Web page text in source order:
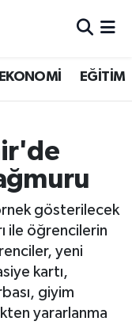
EKONOMİ EĞİTİM
gösterilecek
ile öğrencilerin
yeni
kartı,
giyim
yararlanma